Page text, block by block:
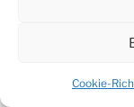
Cookie-